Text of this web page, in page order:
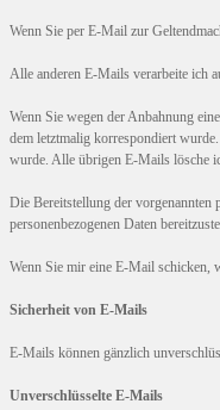
Wenn Sie per E-Mail zur
Alle anderen E-Mails verarbeite ich
Wenn Sie wegen der Anbahnung
dem letztmalig korrespondiert
wurde. Alle übrigen E-Mails lösche
Die Bereitstellung der vorgenannten
personenbezogenen Daten
Wenn Sie mir eine E-Mail schicken,
Sicherheit von E-Mails
E-Mails können gänzlich
Unverschlüsselte E-Mails